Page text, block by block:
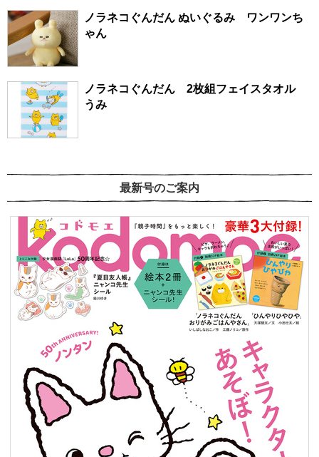
ノラネコぐんだん ぬいぐるみ ワンワンち
ゃん
ノラネコぐんだん 2枚組フェイスタオル
うみ
最新号のご案内